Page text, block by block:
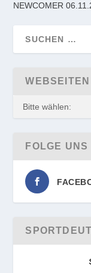
NEWCOMER
FOLGE UNS